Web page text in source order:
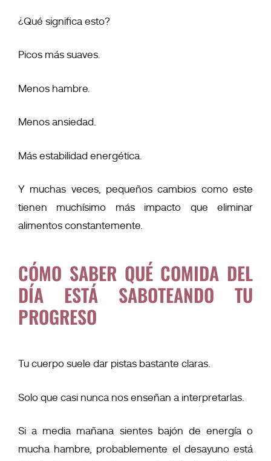
¿Qué significa esto?
Picos más suaves.
Menos hambre.
Menos ansiedad.
Más estabilidad energética.
Y muchas veces, pequeños cambios como este
tienen muchísimo más impacto que eliminar
alimentos constantemente.
CÓMO SABER QUÉ COMIDA DEL
DÍA ESTÁ SABOTEANDO TU
PROGRESO
Tu cuerpo suele dar pistas bastante claras.
Solo que casi nunca nos enseñan a interpretarlas.
Si a media mañana sientes bajón de energía o
mucha hambre, probablemente el desayuno está